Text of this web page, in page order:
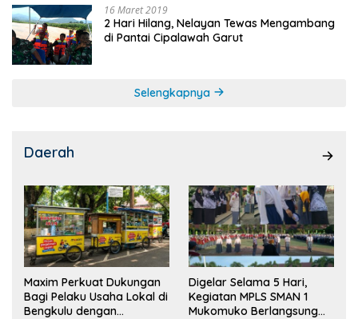
16 Maret 2019
2 Hari Hilang, Nelayan Tewas Mengambang
di Pantai Cipalawah Garut
Selengkapnya
Daerah
Maxim Perkuat Dukungan
Bagi Pelaku Usaha Lokal di
Bengkulu dengan
Digelar Selama 5 Hari,
Kegiatan MPLS SMAN 1
Mukomuko Berlangsung